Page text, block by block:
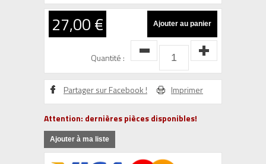
27,00 €
Quantité :
Partager sur Facebook ! Imprimer
Attention: dernières pièces disponibles!
Ajouter à ma liste